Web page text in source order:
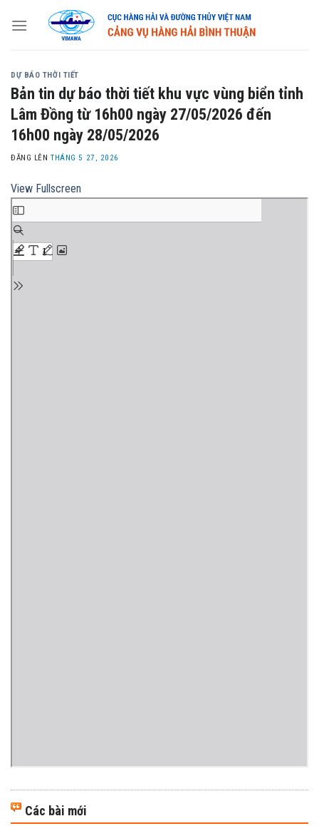
DỰ BÁO THỜI TIẾT
Bản tin dự báo thời tiết khu vực vùng biển tỉnh
Lâm Đồng từ 16h00 ngày 27/05/2026 đến
16h00 ngày 28/05/2026
ĐĂNG LÊNTHÁNG 5 27, 2026
View Fullscreen
Các bài mới